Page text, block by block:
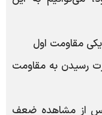
مقاومت اول
رسیدن به مقاومت
از مشاهده ضعف